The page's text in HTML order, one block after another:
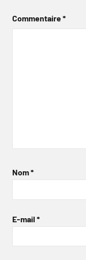
Commentaire*
Nom*
E-mail *